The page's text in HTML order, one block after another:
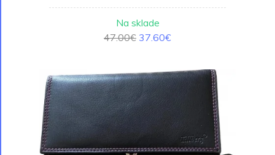
Na sklade
47.00€ 37.60€